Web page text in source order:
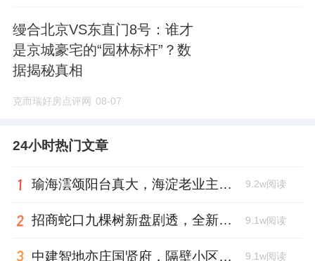
缦合北京VS东直门8号：谁才
是京城豪宅的“园林标杆”？数
据揭秘真相
克而瑞好房点评网 08-07
24小时热门文章
瑜海澐颂阳台真大，海淀老业主慕了 9.2w阅读
招商蛇口九棵树新盘剧透，全新产品系宋风大宅 9.1w阅读
中建智地亦庄国贤府，隔壁小区希望降低高度 9.1w阅读